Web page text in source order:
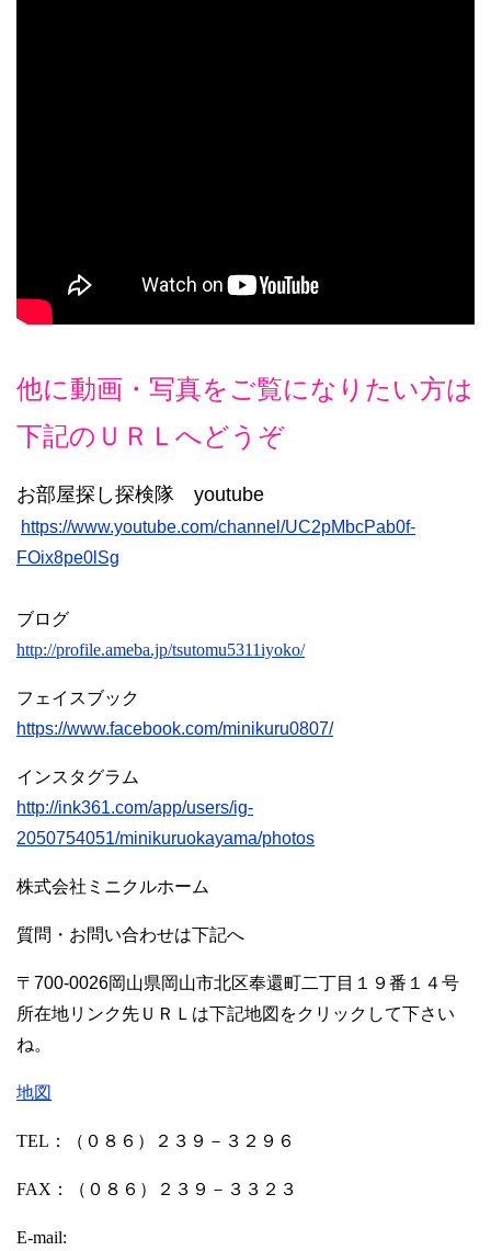
他に動画・写真をご覧になりたい方は
下記のＵＲＬへどうぞ
お部屋探し探検隊 youtube
https://www.youtube.com/channel/UC2pMbcPab0f-
FOix8pe0lSg
ブログ
http://profile.ameba.jp/tsutomu5311iyoko/
フェイスブック
https://www.facebook.com/minikuru0807/
インスタグラム
http://ink361.com/app/users/ig-
2050754051/minikuruokayama/photos
株式会社ミニクルホーム
質問・お問い合わせは下記へ
〒700-0026岡山県岡山市北区奉還町二丁目１９番１４号
所在地リンク先ＵＲＬは下記地図をクリックして下さい
ね。
地図
TEL ：（０８６）２３９－３２９６
FAX ：（０８６）２３９－３３２３
E-mail: